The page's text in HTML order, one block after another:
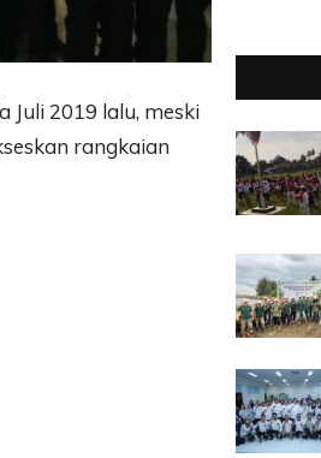
Juli 2019 lalu, meski
rangkaian